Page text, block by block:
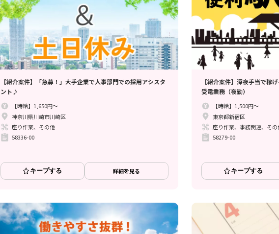
【紹介案件】「急募！」大手企業で人事部門での採用アシスタ
ント♪
【時給】1,650円～
神奈川県川崎市川崎区
座り作業、その他
58336-00
キープする 詳細を見る
【紹介案件】深夜手当で稼
受電業務（夜勤）
【時給】1,500円～
東京都新宿区
座り作業、事務関連、その
58279-00
キープする